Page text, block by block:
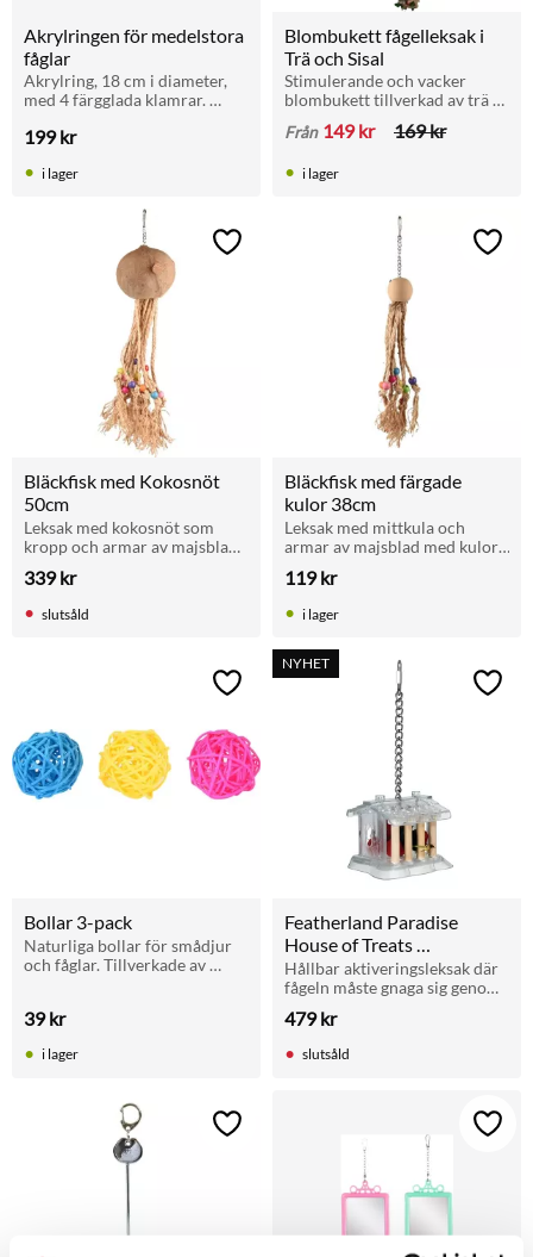
Akrylringen för medelstora
fåglar
Akrylring, 18 cm i diameter,
med 4 färgglada klamrar.
Stimulerar lek och aktivitet.
199kr
i lager
Blombukett fågelleksak i
Trä och Sisal
Stimulerande och vacker
blombukett tillverkad av trä
som främjar naturligt
Från 149kr 169kr
i lager
Bläckfisk med Kokosnöt
50cm
Leksak med kokosnöt som
kropp och armar av majsblad
papegojor som gillar att gnaga
339kr
Lägg till i favoriter
slutsåld
Bläckfisk med färgade
kulor 38cm
Leksak med mittkula och
armar av majsblad med kulor.
papegojor som gillar att leka
119kr
Lägg
i lager
Bollar 3-pack
Naturliga bollar för smådjur
och fåglar. Tillverkade av
39kr
Lägg till i favoriter
i lager
Featherland Paradise
House of Treats
fågelleksak 10 cm
Hållbar aktiveringsleksak där
fågeln måste gnaga sig genom
belöningar.
479kr
NYHET
Lägg
slutsåld
Lägg till i favoriter Lägg